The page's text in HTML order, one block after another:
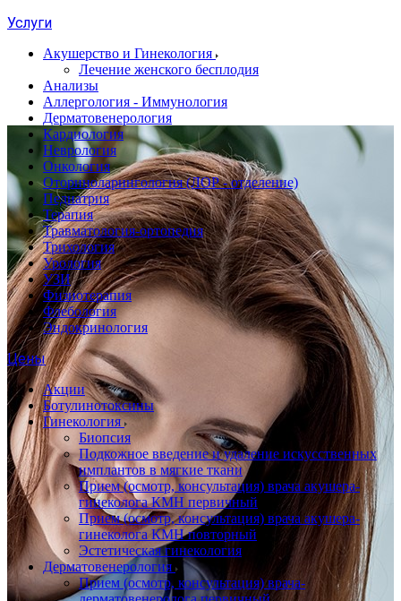
Услуги
Акушерство и Гинекология
Лечение женского бесплодия
Анализы
Аллергология - Иммунология
Дерматовенерология
Кардиология
Неврология
Онкология
Оториноларингология (ЛОР - отделение)
Педиатрия
Терапия
Травматология-ортопедия
Трихология
Урология
УЗИ
Физиотерапия
Флебология
Эндокринология
Цены
Акции
Ботулинотоксины
Гинекология
Биопсия
Подкожное введение и удаление искусственных
имплантов в мягкие ткани
Прием (осмотр, консультация) врача акушера-
гинеколога КМН первичный
Прием (осмотр, консультация) врача акушера-
гинеколога КМН повторный
Эстетическая гинекология
Дерматовенерология
Прием (осмотр, консультация) врача-